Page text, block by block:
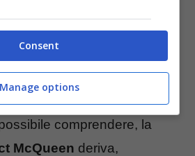
a tutto ciò vanno
di brani e filmati di iTunes, il
Music, i vari App Store e
offerte.
comprendere, la
McQueen deriva,
Consent
Manage options